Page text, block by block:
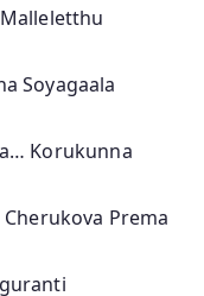
Soyagaala
Korukunna
Prema